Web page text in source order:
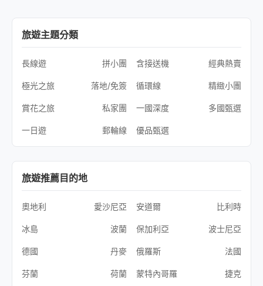
旅遊主題分類
長線遊 拼小團 含接送機 經典熱賣
極光之旅 落地/免簽 循環線 精緻小團
賞花之旅 私家團 一國深度 多國甄選
一日遊 郵輪線 優品甄選
旅遊推薦目的地
奧地利 愛沙尼亞 安道爾 比利時
冰島 波蘭 保加利亞 波士尼亞
德國 丹麥 俄羅斯 法國
芬蘭 荷蘭 蒙特內哥羅 捷克